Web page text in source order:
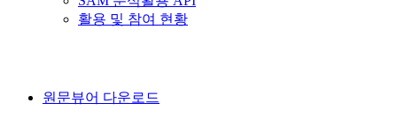
활용 및 참여 현황
원문뷰어 다운로드